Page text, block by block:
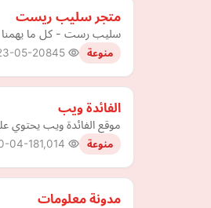
متجر سليب ريست
سليب رست - كل ما يهمنا
منوعة 05-20
الفائدة ويب
موقع الفائدة ويب يحتوي
منوعة 04-18
مدونة معلومات